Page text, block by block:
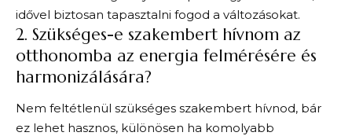
idővel biztosan tapasztalni fogod a változásokat.
2. Szükséges-e szakembert hívnom az
otthonomba az energia felmérésére és
harmonizálására?
Nem feltétlenül szükséges szakembert hívnod, bár
ez lehet hasznos, különösen ha komolyabb